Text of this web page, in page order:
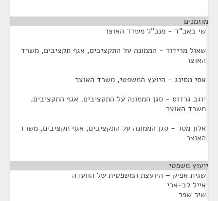
מוזמנים
שי באב"ד - מנכ"ל משרד האוצר
שאול מרידור - הממונה על התקציבים, אגף תקציבים, משרד
האוצר
אסי מסינג - היועץ המשפטי, משרד האוצר
יוגב גרדוס - סגן הממונה על התקציבים, אגף התקציבים,
משרד האוצר
אלון מסר - סגן הממונה על התקציבים, אגף תקציבים, משרד
האוצר
ייעוץ משפטי
שגית אפיק – היועצת המשפטית של הוועדה
אייל לב-ארי
שיר שפר